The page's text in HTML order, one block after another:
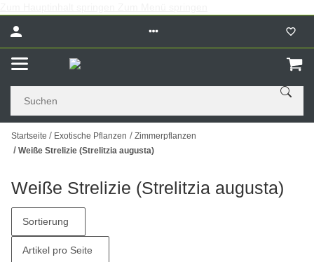
Startseite Exotische Pflanzen
Zimmerpflanzen
Weiße Strelizie (Strelitzia augusta)
Weiße Strelizie (Strelitzia augusta)
Sortierung
Artikel pro Seite